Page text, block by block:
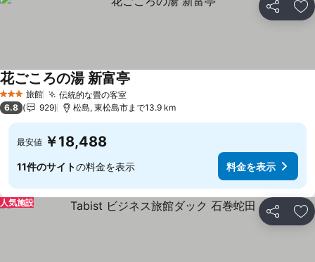
シェア お
3 ホテルのランク
旅館 伝統的な畳の客室
花ごころの湯 新富亭
6.8 929 松島, 東松島市まで13.9 km
最安値 ￥18,488
11件のサイトの料金を表示 料金を表示
シェア お
人気施設